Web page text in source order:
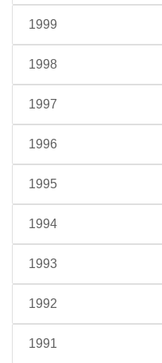
1999
1998
1997
1996
1995
1994
1993
1992
1991